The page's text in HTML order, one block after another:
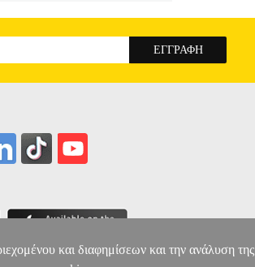
και διαφημίσεων και την ανάλυση της